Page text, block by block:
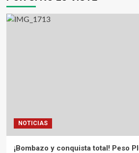
NOTICIAS
¡Bombazo y conquista total! Peso